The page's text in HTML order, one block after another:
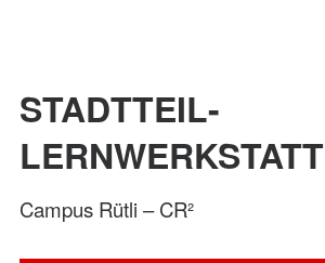
STADTTEIL-
LERNWERKSTATT
Campus Rütli – CR²